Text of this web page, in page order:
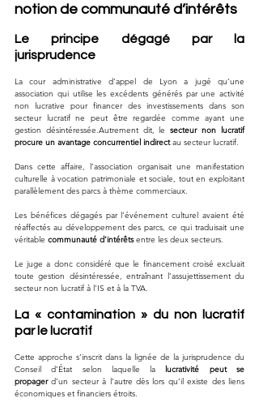
notion de communauté d’intérêts
Le principe dégagé par la
jurisprudence
La cour administrative d’appel de Lyon a jugé qu’une
association qui utilise les excédents générés par une activité
non lucrative pour financer des investissements dans son
secteur lucratif ne peut être regardée comme ayant une
gestion désintéressée.Autrement dit, le secteur non lucratif
procure un avantage concurrentiel indirect au secteur lucratif.
Dans cette affaire, l’association organisait une manifestation
culturelle à vocation patrimoniale et sociale, tout en exploitant
parallèlement des parcs à thème commerciaux.
Les bénéfices dégagés par l’événement culturel avaient été
réaffectés au développement des parcs, ce qui traduisait une
véritable communauté d’intérêts entre les deux secteurs.
Le juge a donc considéré que le financement croisé excluait
toute gestion désintéressée, entraînant l’assujettissement du
secteur non lucratif à l’IS et à la TVA.
La « contamination » du non lucratif
par le lucratif
Cette approche s’inscrit dans la lignée de la jurisprudence du
Conseil d’État selon laquelle la lucrativité peut se
propager d’un secteur à l’autre dès lors qu’il existe des liens
économiques et financiers étroits.